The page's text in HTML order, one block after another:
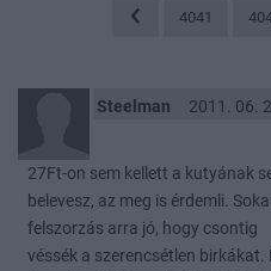
4041
Steelman 2011. 06.
27Ft-on sem kellett a kutyának
belevesz, az meg is érdemli.
felszorzás arra jó, hogy csontig
véssék a szerencsétlen